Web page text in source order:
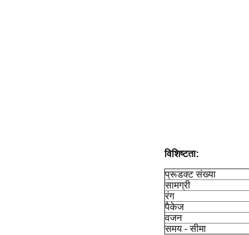
विशिष्टता:
प्रूडक्ट संख्या
सामग्री
रंग
पैकेज
वजन
समय - सीमा